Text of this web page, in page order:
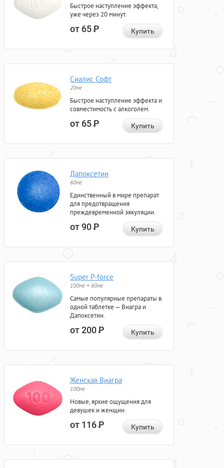
Быстрое наступление эффекта,
уже через 20 минут.
от 65Р Купить
Сиалис Софт
20мг
Быстрое наступление эффекта и
совместимость с алкоголем.
от 65Р Купить
Дапоксетин
60мг
Единственный в мире препарат
для предотвращения
преждевременной эякуляции.
от 90Р Купить
Super P-force
100мг + 60мг
Самые популярные препараты в
одной таблетке — Виагра и
Дапоксетин.
от 200Р Купить
Женская Виагра
100мг
Новые, яркие ощущения для
девушек и женщин.
от 116Р Купить